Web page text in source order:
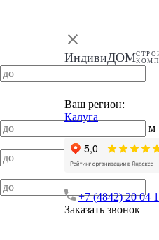
ИндивиДОМ
Ваш регион:
Калуга
+7 (4842) 20 04
Заказать звонок
м